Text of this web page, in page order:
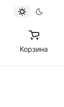
Корзина